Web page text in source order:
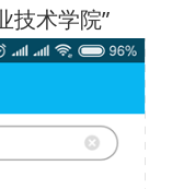
技术学院”